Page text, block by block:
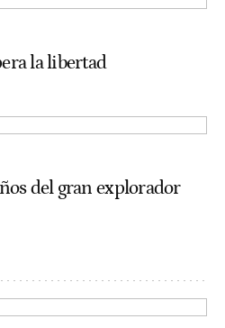
la libertad
del gran explorador